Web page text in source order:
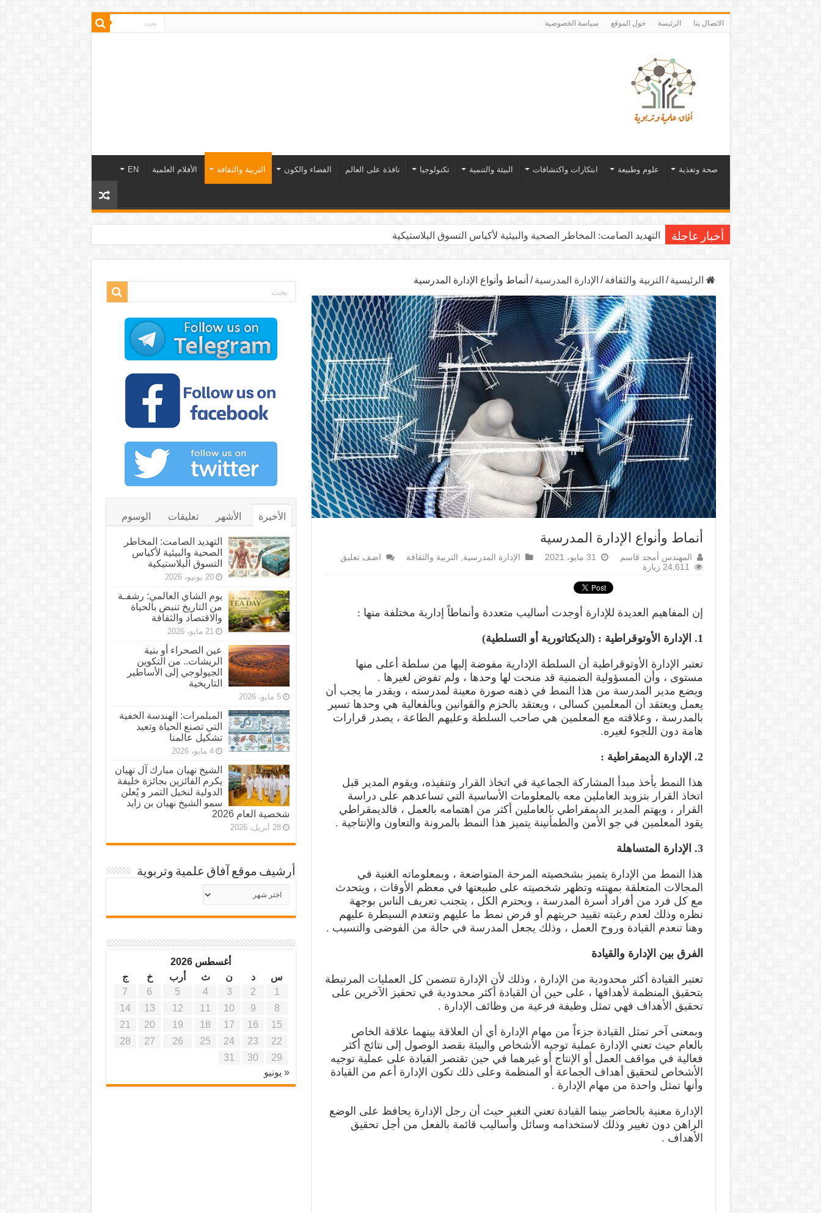
الاتصال بنا الرئيسة حول الموقع سياسة الخصوصية
صحة وتغذية علوم وطبيعة ابتكارات واكتشافات البيئة والتنمية تكنولوجيا نافذة على العالم الفضاء والكون التربية والثقافة الأفلام العلمية EN
أخبار عاجلة التهديد الصامت: المخاطر الصحية والبيئية لأكياس التسوق البلاستيكية
الرئيسية / التربية والثقافة / الإدارة المدرسية / أنماط وأنواع الإدارة المدرسية
أنماط وأنواع الإدارة المدرسية
المهندس أمجد قاسم 31 مايو، 2021 الإدارة المدرسية, التربية والثقافة
اضف تعليق
24,611 زيارة
إن المفاهيم العديدة للإدارة أوجدت أساليب متعددة وأنماطاً إدارية مختلفة منها :
1. الإدارة الأوتوقراطية : (الديكتاتورية أو التسلطية)
تعتبر الإدارة الأوتوقراطية أن السلطة الإدارية مفوضة إليها من سلطة أعلى منها
مستوى ، وأن المسؤولية الضمنية قد منحت لها وحدها ، ولم تفوض لغيرها .
ويضع مدير المدرسة من هذا النمط في ذهنه صورة معينة لمدرسته ، ويقدر ما يجب أن
يعمل ويعتقد أن المعلمين كسالى ، ويعتقد بالحزم والقوانين وبالفعالية هي وحدها تسير
بالمدرسة ، وعلاقته مع المعلمين هي صاحب السلطة وعليهم الطاعة ، يصدر قرارات
هامة دون اللجوء لغيره.
2. الإدارة الديمقراطية :
هذا النمط يأخذ مبدأ المشاركة الجماعية في اتخاذ القرار وتنفيذه، ويقوم المدير قبل
اتخاذ القرار بتزويد العاملين معه بالمعلومات الأساسية التي تساعدهم على دراسة
القرار ، ويهتم المدير الديمقراطي بالعاملين أكثر من اهتمامه بالعمل ، فالديمقراطي
يقود المعلمين في جو الأمن والطمأنينة يتميز هذا النمط بالمرونة والتعاون والإنتاجية .
3. الإدارة المتساهلة
هذا النمط من الإدارة يتميز بشخصيته المرحة المتواضعة ، وبمعلوماته الغنية في
المجالات المتعلقة بمهنته وتظهر شخصيته على طبيعتها في معظم الأوقات ، ويتحدث
مع كل فرد من أفراد أسرة المدرسة ، ويحترم الكل ، يتجنب تعريف الناس بوجهة
نظره وذلك لعدم رغبته تقييد حريتهم أو فرض نمط ما عليهم وتنعدم السيطرة عليهم
وهنا تنعدم القيادة وروح العمل ، وذلك يجعل المدرسة في حالة من الفوضى والتسيب .
الفرق بين الإدارة والقيادة
تعتبر القيادة أكثر محدودية من الإدارة ، وذلك لأن الإدارة تتضمن كل العمليات المرتبطة
بتحقيق المنظمة لأهدافها ، على حين أن القيادة أكثر محدودية في تحفيز الآخرين على
تحقيق الأهداف فهي تمثل وظيفة فرعية من وظائف الإدارة .
وبمعنى آخر تمثل القيادة جزءاً من مهام الإدارة أي أن العلاقة بينهما علاقة الخاص
بالعام حيث تعني الإدارة عملية توجيه الأشخاص والبيئة بقصد الوصول إلى نتائج أكثر
فعالية في مواقف العمل أو الإنتاج أو غيرهما في حين تقتصر القيادة على عملية توجيه
الأشخاص لتحقيق أهداف الجماعة أو المنظمة وعلى ذلك تكون الإدارة أعم من القيادة
وأنها تمثل واحدة من مهام الإدارة .
الإدارة معنية بالحاضر بينما القيادة تعني التغير حيث أن رجل الإدارة يحافظ على الوضع
الراهن دون تغيير وذلك لاستخدامه وسائل وأساليب قائمة بالفعل من أجل تحقيق
الأهداف .
الأخيرة الأشهر تعليقات الوسوم
التهديد الصامت: المخاطر
الصحية والبيئية لأكياس
التسوق البلاستيكية
20 يونيو، 2026
يوم الشاي العالمي: رشفـة
من التاريخ تنبض بالحياة
والاقتصاد والثقافة
21 مايو، 2026
عين الصحراء أو بنية
الريشات.. من التكوين
الجيولوجي إلى الأساطير
التاريخية
5 مايو، 2026
المبلمرات: الهندسة الخفية
التي تصنع الحياة وتعيد
تشكيل عالمنا
4 مايو، 2026
الشيخ نهيان مبارك آل نهيان
يكرم الفائزين بجائزة خليفة
الدولية لنخيل التمر و يُعلن
سمو الشيخ نهيان بن زايد
شخصية العام 2026
28 أبريل، 2026
أرشيف موقع آفاق علمية وتربوية
أرشيف
موقع
أغسطس 2026
س
د ن ث أرب خ
ج
1
2
3
4
5
6
7
8
9
10
11
12
13
14
15
16
17
18
19
20
21
22
23
24
25
26
27
28
29
30
31
« يونيو